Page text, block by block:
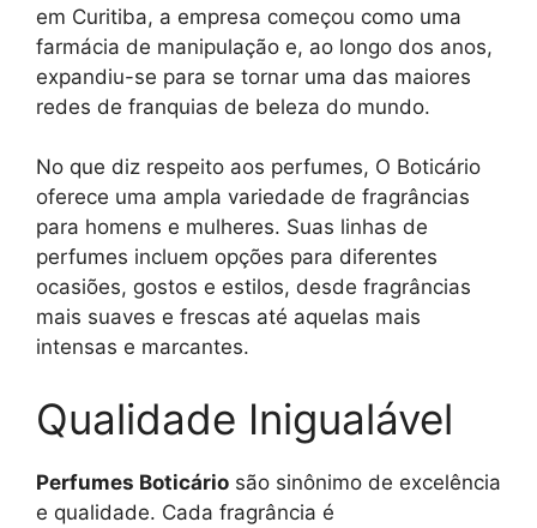
em Curitiba, a empresa começou como uma
farmácia de manipulação e, ao longo dos anos,
expandiu-se para se tornar uma das maiores
redes de franquias de beleza do mundo.
No que diz respeito aos perfumes, O Boticário
oferece uma ampla variedade de fragrâncias
para homens e mulheres. Suas linhas de
perfumes incluem opções para diferentes
ocasiões, gostos e estilos, desde fragrâncias
mais suaves e frescas até aquelas mais
intensas e marcantes.
Qualidade Inigualável
Perfumes Boticário são sinônimo de excelência
e qualidade. Cada fragrância é